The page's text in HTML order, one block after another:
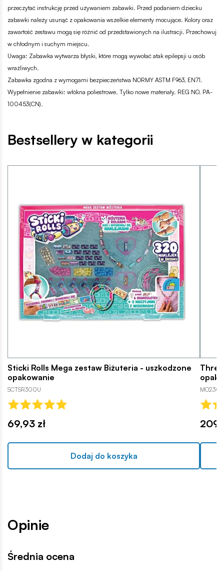
przeczytać instrukcję przed używaniem zabawki. Przed podaniem dziecku
zabawki należy usunąć z opakowania wszelkie elementy mocujące. Kolory oraz
zawartość zestawu mogą się różnić od przedstawionych na ilustracji. Przechowuj
w chłodnym i suchym miejscu.
Uwaga: Zabawka wytwarza błyski, które mogą wywołać atak epilepsji u osób
wrażliwych.
Zabawka zgodna z wymogami bezpieczeństwa NORMY ASTM F963, EN71.
Wypełnienie zabawki: włókna poliestrowe. Tylko nowe materiały. REG NO. PA-
100453(CN).
Bestsellery w kategorii
Sticki Rolls Mega zestaw Biżuteria - uszkodzone
opakowanie
SCTSR300U
69,93 zł
Dodaj do koszyka
Opinie
Średnia ocena